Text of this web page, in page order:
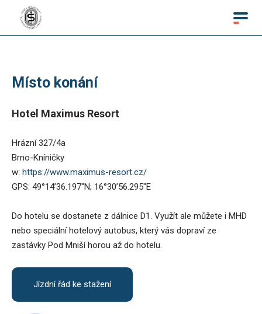
Místo konání
Hotel Maximus Resort
Hrázní 327/4a
Brno-Kníničky
w: https://www.maximus-resort.cz/
GPS: 49°14’36.197″N; 16°30’56.295″E
Do hotelu se dostanete z dálnice D1. Využít ale můžete i MHD
nebo speciální hotelový autobus, který vás dopraví ze
zastávky Pod Mniší horou až do hotelu.
Jízdní řád ke stažení